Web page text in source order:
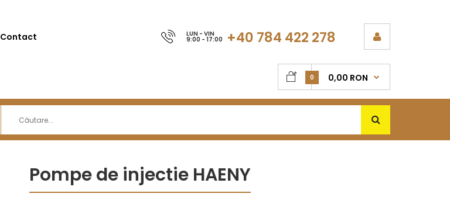
Contact LUN - VIN
9:00 - 17:00 +40 784 422 278
0 0,00 RON
Pompe de injectie HAENY